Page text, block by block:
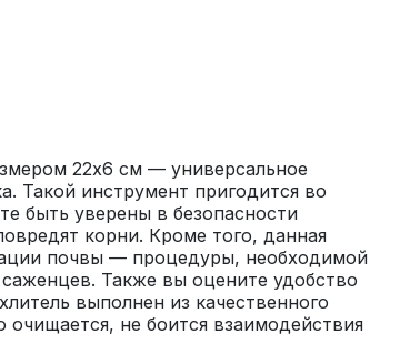
22х6 см — универсальное
Такой инструмент пригодится во
быть уверены в безопасности
корни. Кроме того, данная
почвы — процедуры, необходимой
Также вы оцените удобство
выполнен из качественного
не боится взаимодействия